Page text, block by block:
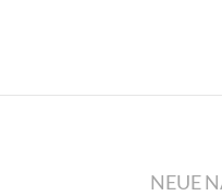
NEUE